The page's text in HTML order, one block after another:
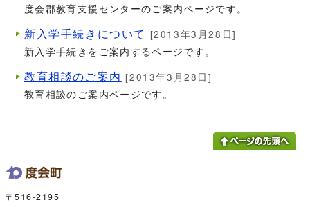
度会郡教育支援センターのご案内ページです。
新入学手続きについて [2013年3月28日]
新入学手続きをご案内するページです。
教育相談のご案内 [2013年3月28日]
教育相談のご案内ページです。
〒516-2195